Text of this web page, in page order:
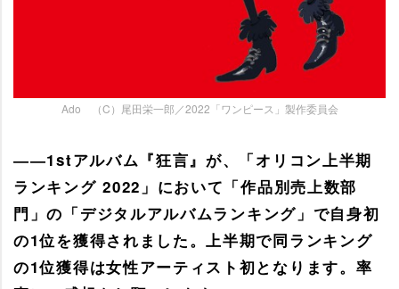
Ado （C）尾田栄一郎／2022「ワンピース」製作委員会
――1stアルバム『狂言』が、「オリコン上半期
ランキング 2022」において「作品別売上数部
門」の「デジタルアルバムランキング」で自身初
の1位を獲得されました。上半期で同ランキング
の1位獲得は女性アーティスト初となります。率